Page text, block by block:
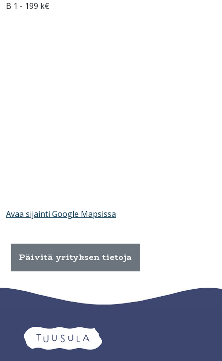
B 1 - 199 k€
Avaa sijainti Google Mapsissa
Päivitä yrityksen tietoja